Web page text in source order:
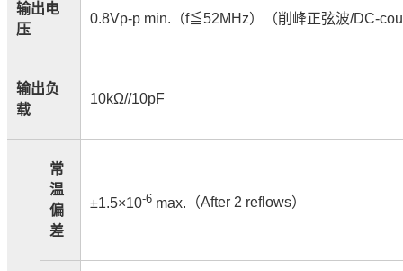
输出电
压
0.8Vp-p min. （f≦52MHz）（削峰正弦波/DC-
输出负
载
10kΩ//10pF
常
温
偏
差
±1.5×10-6 max. （After 2 reflows）